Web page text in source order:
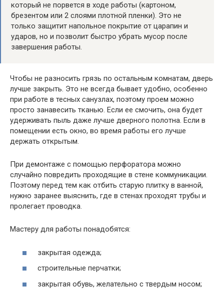
который не порвется в ходе работы (картоном,
брезентом или 2 слоями плотной пленки). Это не
только защитит напольное покрытие от царапин и
ударов, но и позволит быстро убрать мусор после
завершения работы.
Чтобы не разносить грязь по остальным комнатам, дверь
лучше закрыть. Это не всегда бывает удобно, особенно
при работе в тесных санузлах, поэтому проем можно
просто занавесить тканью. Если ее смочить, она будет
удерживать пыль даже лучше дверного полотна. Если в
помещении есть окно, во время работы его лучше
держать открытым.
При демонтаже с помощью перфоратора можно
случайно повредить проходящие в стене коммуникации.
Поэтому перед тем как отбить старую плитку в ванной,
нужно заранее выяснить, где в стенах проходят трубы и
пролегает проводка.
Мастеру для работы понадобятся:
закрытая одежда;
строительные перчатки;
закрытая обувь, желательно с твердым носом;